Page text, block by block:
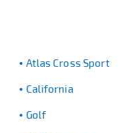
Atlas Cross Sport
California
Golf